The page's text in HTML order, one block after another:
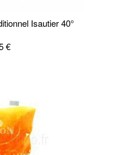
Isautier 40°
€